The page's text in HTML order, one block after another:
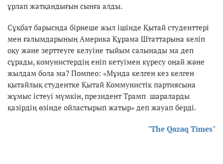
ұрлап жатқандығын сынға алды.
Сұқбат барыснда бірнеше жыл ішінде Қытай студенттері
мен ғалымдарының Америка Құрама Штаттарына келіп
оқу және зерттеуге келуіне тыйым салынады ма деп
сұрады, комунистердің еніп кетуімен күресу оңай және
жылдам бола ма? Помпео: «Мұнда келген кез келген
қытайлық студентке Қытай Коммунистік партиясына
жұмыс істеуі мүмкін, президент Трамп шараларды
қазірдің өзінде ойластырып жатыр» деп жауап берді.
"The Qazaq Times"